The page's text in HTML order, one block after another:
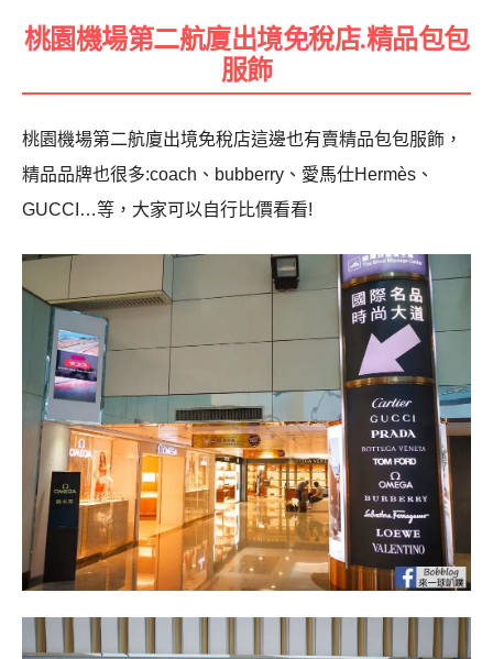
桃園機場第二航廈出境免稅店.精品包包
服飾
桃園機場第二航廈出境免稅店這邊也有賣精品包包服飾，
精品品牌也很多:coach、bubberry、愛馬仕Hermès、
GUCCI…等，大家可以自行比價看看!